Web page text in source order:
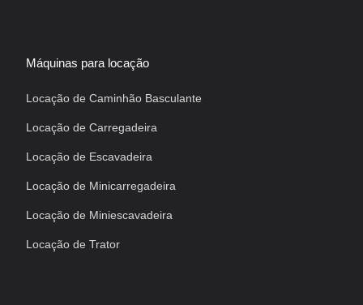
Máquinas para locação
Locação de Caminhão Basculante
Locação de Carregadeira
Locação de Escavadeira
Locação de Minicarregadeira
Locação de Miniescavadeira
Locação de Trator